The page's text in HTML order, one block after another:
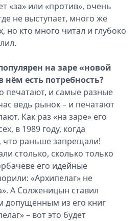
«за» или «против», очень
не выступает, много же
но кто много читал и глубоко
на заре «новой
нём есть потребность?
печатают, и самые разные
ведь рынок – и печатают
Как раз «на заре» его
в 1989 году, когда
что раньше запрещали!
столько, сколько только
его идейные
«Архипелаг» не
А Солженицын ставил
допущенным из его книг
– вот это будет